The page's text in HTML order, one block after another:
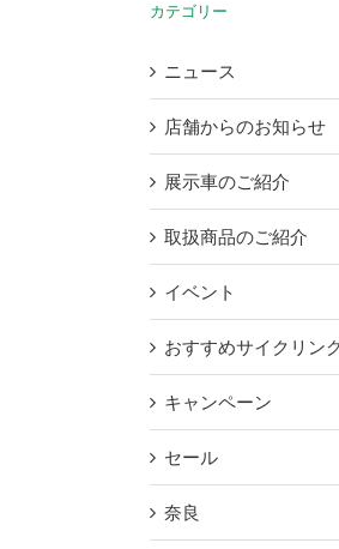
カテゴリー
ニュース
店舗からのお知らせ
展示車のご紹介
取扱商品のご紹介
イベント
おすすめサイクリン
キャンペーン
セール
奈良